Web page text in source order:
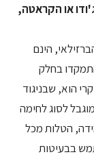
או הקראטה,
הינם
בחלק
הוא, שבניגוד
לסוג לחימה
הטלות מכל
בבעיטות